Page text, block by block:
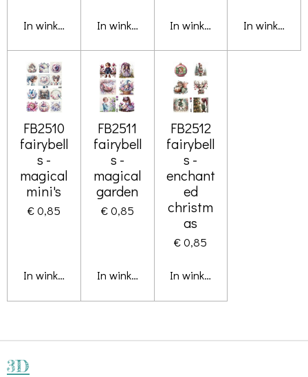
In winkelwagenIn winkelwagenIn winkelwagenIn
FB2510
fairybell
s -
magical
mini's
€ 0,85
In winkelwagen
FB2511
fairybell
s -
magical
garden
€ 0,85
In winkelwagen
FB2512
fairybell
s -
enchant
ed
christm
as
€ 0,85
In winkelwagen
3D